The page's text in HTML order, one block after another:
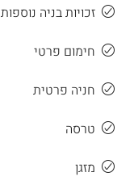
זכויות בניה נוספות
חימום פרטי
חניה פרטית
טרסה
מזגן